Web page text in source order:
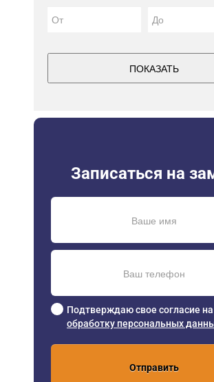
ПОКАЗАТЬ
Записаться на
Подтверждаю свое согласие на
обработку персональных
Отправить